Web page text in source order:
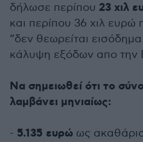
δήλωσε περίπου 23 χιλ
και περίπου 36 χιλ ευρώ
“δεν θεωρείται
κάλυψη εξόδων απο την
Να σημειωθεί ότι το
λαμβάνει μηνιαίως:
- 5.135 ευρώ ως